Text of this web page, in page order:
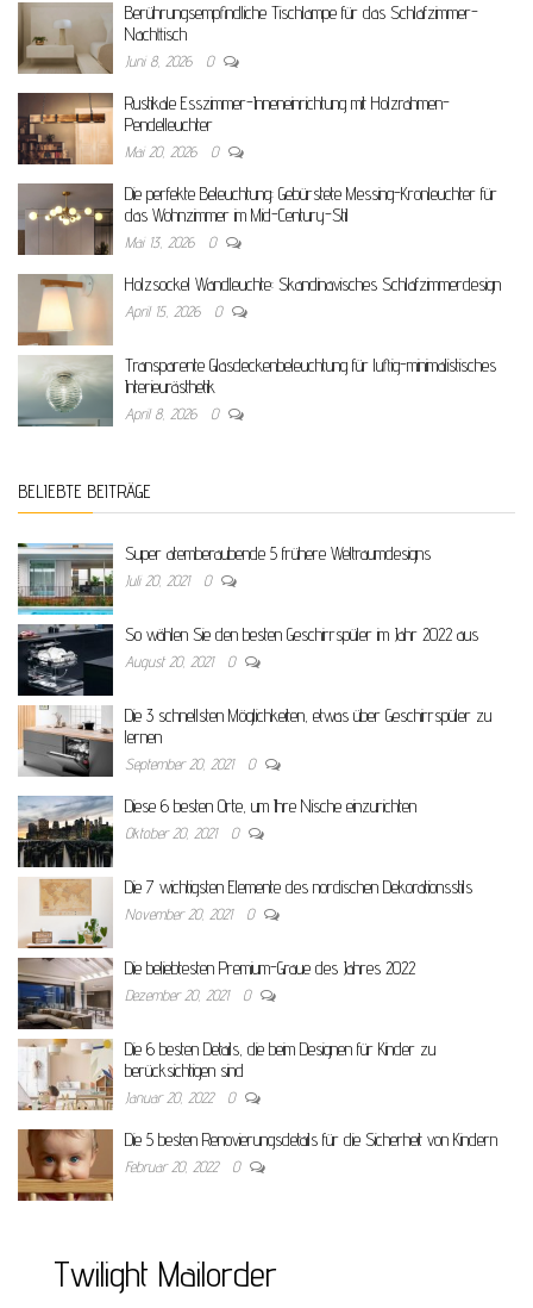
Berührungsempfindliche Tischlampe für das Schlafzimmer-
Nachttisch
Juni 8, 2026 0
Rustikale Esszimmer-Inneneinrichtung mit Holzrahmen-
Pendelleuchter
Mai 20, 2026 0
Die perfekte Beleuchtung: Gebürstete Messing-Kronleuchter für
das Wohnzimmer im Mid-Century-Stil
Mai 13, 2026 0
Holzsockel Wandleuchte: Skandinavisches Schlafzimmerdesign
April 15, 2026 0
Transparente Glasdeckenbeleuchtung für luftig-minimalistisches
Interieurästhetik
April 8, 2026 0
BELIEBTE BEITRÄGE
Super atemberaubende 5 frühere Weltraumdesigns
Juli 20, 2021 0
So wählen Sie den besten Geschirrspüler im Jahr 2022 aus
August 20, 2021 0
Die 3 schnellsten Möglichkeiten, etwas über Geschirrspüler zu
lernen
September 20, 2021 0
Diese 6 besten Orte, um Ihre Nische einzurichten
Oktober 20, 2021 0
Die 7 wichtigsten Elemente des nordischen Dekorationsstils
November 20, 2021 0
Die beliebtesten Premium-Graue des Jahres 2022
Dezember 20, 2021 0
Die 6 besten Details, die beim Designen für Kinder zu
berücksichtigen sind
Januar 20, 2022 0
Die 5 besten Renovierungsdetails für die Sicherheit von Kindern
Februar 20, 2022 0
Twilight Mailorder